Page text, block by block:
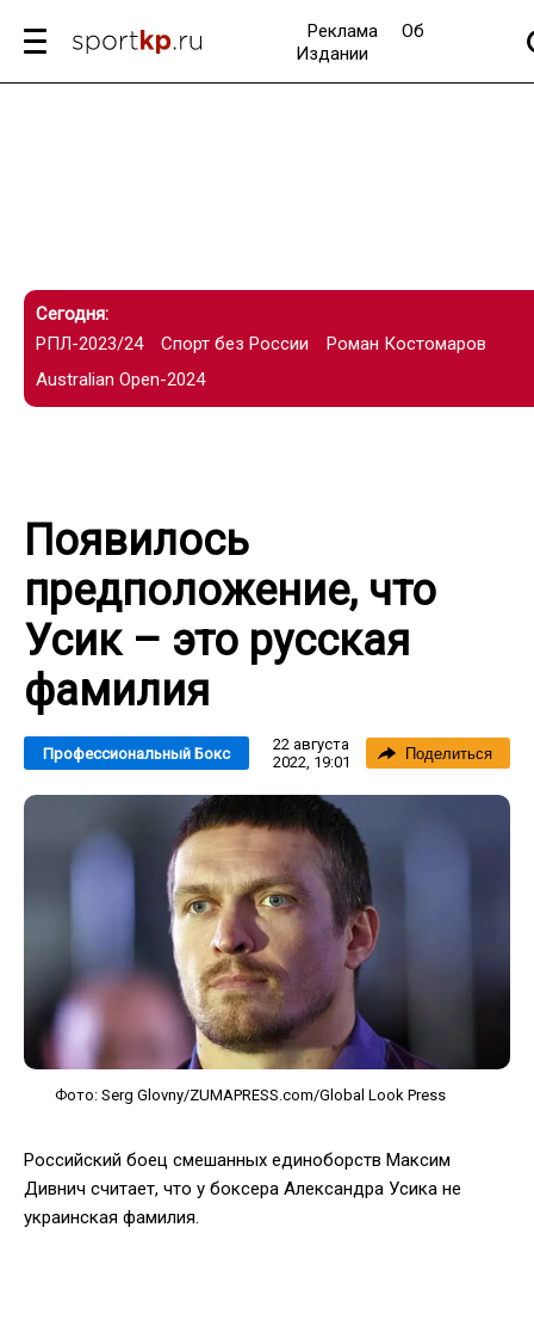
Реклама
Об
Издании
Сегодня:
РПЛ-2023/24
Спорт без России
Роман Костомаров
Australian Open-2024
Появилось
предположение, что
Усик – это русская
фамилия
Профессиональный Бокс
22 августа
2022, 19:01
Поделиться
Фото: Serg Glovny/ZUMAPRESS.com/Global Look Press
Российский боец смешанных единоборств Максим
Дивнич считает, что у боксера Александра Усика не
украинская фамилия.